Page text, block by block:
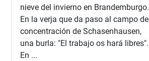
nieve del invierno en Brandemburgo.
En la verja que da paso al campo de
concentración de Schasenhausen,
una burla: "El trabajo os hará libres".
En ...